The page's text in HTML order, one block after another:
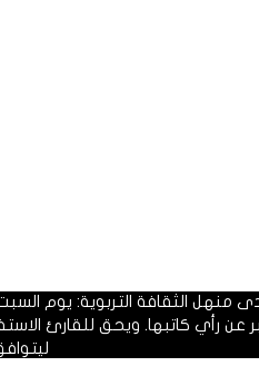
التربوية: يوم السبت المصادف غرة شهر محرم
عن رأي كاتبها. ويحق للقارئ